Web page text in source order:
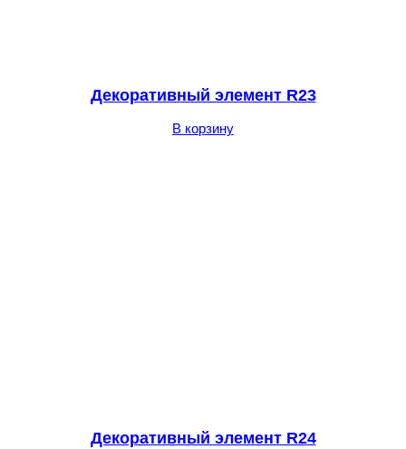
Декоративный элемент R23
В корзину
Декоративный элемент R24